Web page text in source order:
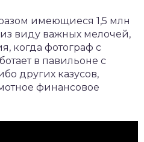
имеющиеся 1,5 млн
виду важных мелочей,
когда фотограф с
в павильоне с
других казусов,
финансовое